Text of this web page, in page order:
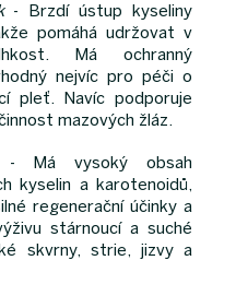
- Brzdí ústup kyseliny
pomáhá udržovat v
Má ochranný
nejvíc pro péči o
pleť. Navíc podporuje
mazových žláz.
Má vysoký obsah
kyselin a karotenoidů,
regenerační účinky a
stárnoucí a suché
skvrny, strie, jizvy a